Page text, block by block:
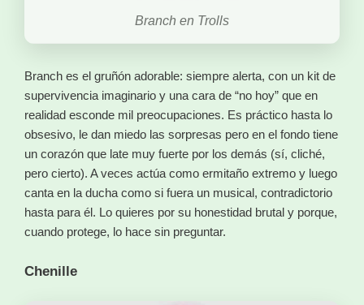
Branch en Trolls
Branch es el gruñón adorable: siempre alerta, con un kit de
supervivencia imaginario y una cara de “no hoy” que en
realidad esconde mil preocupaciones. Es práctico hasta lo
obsesivo, le dan miedo las sorpresas pero en el fondo tiene
un corazón que late muy fuerte por los demás (sí, cliché,
pero cierto). A veces actúa como ermitaño extremo y luego
canta en la ducha como si fuera un musical, contradictorio
hasta para él. Lo quieres por su honestidad brutal y porque,
cuando protege, lo hace sin preguntar.
Chenille